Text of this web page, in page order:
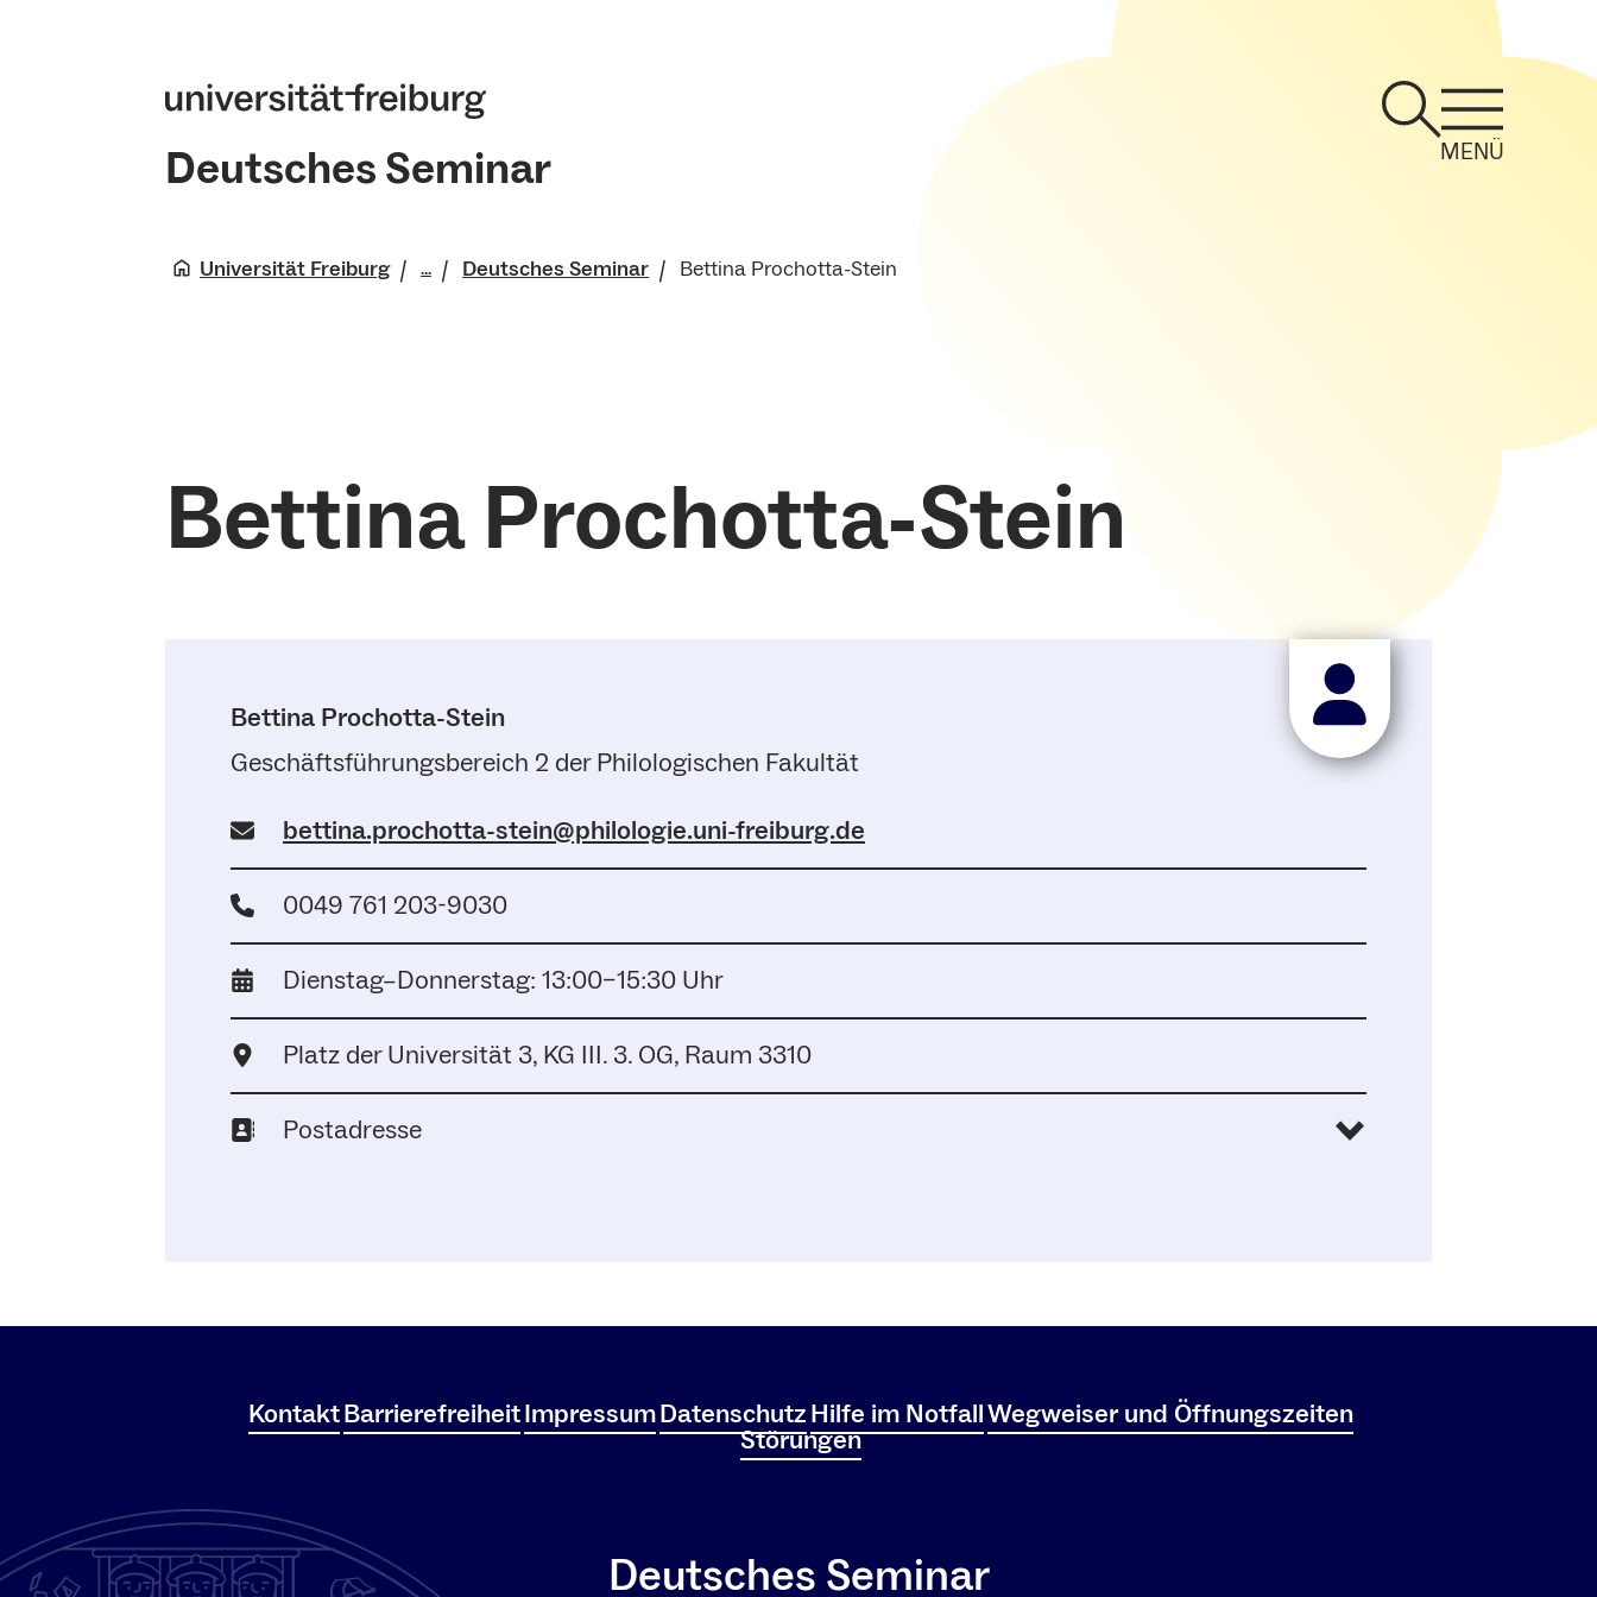
Deutsches Seminar MENÜ
Universität Freiburg ... Deutsches Seminar Bettina Prochotta-Stein
Bettina Prochotta-Stein
Bettina Prochotta-Stein
Geschäftsführungsbereich 2 der Philologischen Fakultät
bettina.prochotta-stein@philologie.uni-freiburg.de
0049 761 203-9030
Dienstag–Donnerstag: 13:00–15:30 Uhr
Platz der Universität 3, KG III. 3. OG, Raum 3310
Postadresse
KontaktBarrierefreiheitImpressumDatenschutzHilfe im NotfallWegweiser und Öffnungszeiten
Störungen
Deutsches Seminar